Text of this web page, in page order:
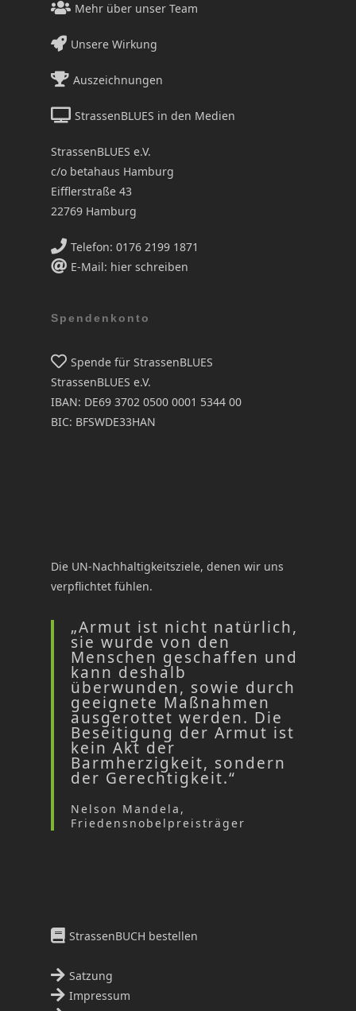
Mehr über unser Team
Unsere Wirkung
Auszeichnungen
StrassenBLUES in den Medien
StrassenBLUES e.V.
c/o betahaus Hamburg
Eifflerstraße 43
22769 Hamburg
Telefon: 0176 2199 1871
E-Mail: hier schreiben
Spendenkonto
Spende für StrassenBLUES
StrassenBLUES e.V.
IBAN: DE69 3702 0500 0001 5344 00
BIC: BFSWDE33HAN
Die UN-Nachhaltigkeitsziele, denen wir uns
verpflichtet fühlen.
„Armut ist nicht natürlich,
sie wurde von den
Menschen geschaffen und
kann deshalb
überwunden, sowie durch
geeignete Maßnahmen
ausgerottet werden. Die
Beseitigung der Armut ist
kein Akt der
Barmherzigkeit, sondern
der Gerechtigkeit.“
Nelson Mandela,
Friedensnobelpreisträger
StrassenBUCH bestellen
Satzung
Impressum